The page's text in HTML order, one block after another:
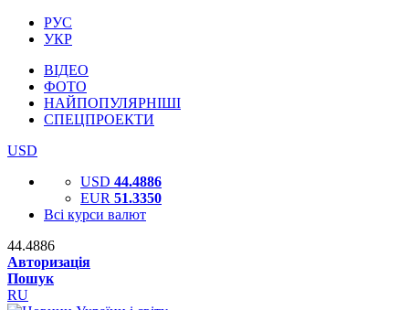
РУС
УКР
ВІДЕО
ФОТО
НАЙПОПУЛЯРНІШІ
СПЕЦПРОЕКТИ
USD
USD 44.4886
EUR 51.3350
Всі курси валют
44.4886
Авторизація
Пошук
RU